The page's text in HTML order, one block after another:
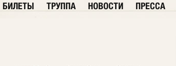
БИЛЕТЫ ТРУППА НОВОСТИ ПРЕССА